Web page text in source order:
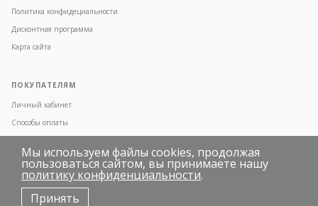
Политика конфидециальности
Дисконтная программа
Карта сайта
ПОКУПАТЕЛЯМ
Личный кабинет
Способы оплаты
Условия доставки
Часто задаваемые вопросы
Мы используем файлы cookies, продолжая
пользоваться сайтом, вы принимаете нашу
политику конфиденциальности.
Принять